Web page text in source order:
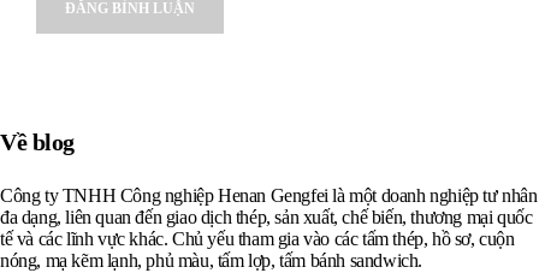
Về blog
Công ty TNHH Công nghiệp Henan Gengfei là một doanh nghiệp tư nhân
đa dạng, liên quan đến giao dịch thép, sản xuất, chế biến, thương mại quốc
tế và các lĩnh vực khác. Chủ yếu tham gia vào các tấm thép, hồ sơ, cuộn
nóng, mạ kẽm lạnh, phủ màu, tấm lợp, tấm bánh sandwich.